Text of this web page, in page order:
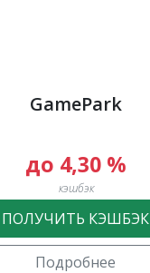
GamePark
до 4,30 %
кэшбэк
ПОЛУЧИТЬ КЭШБЭК
Подробнее